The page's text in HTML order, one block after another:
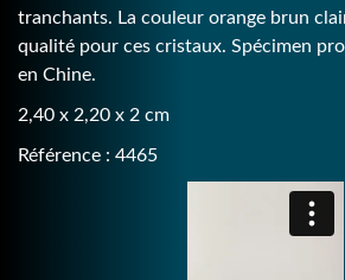
tranchants. La couleur orange brun
qualité pour ces cristaux. Spécimen
en Chine.
2,40 x 2,20 x 2 cm
Référence : 4465